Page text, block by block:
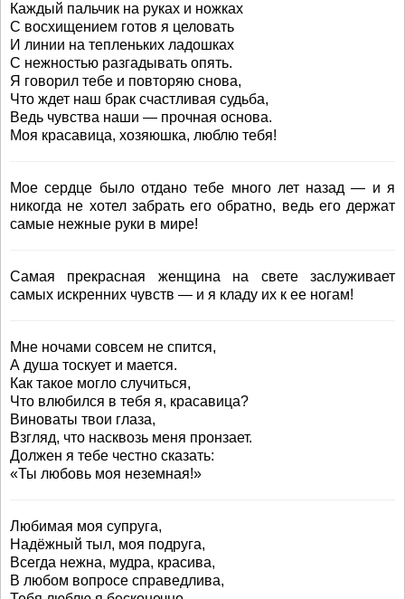
Каждый пальчик на руках и ножках
С восхищением готов я целовать
И линии на тепленьких ладошках
С нежностью разгадывать опять.
Я говорил тебе и повторяю снова,
Что ждет наш брак счастливая судьба,
Ведь чувства наши — прочная основа.
Моя красавица, хозяюшка, люблю тебя!
Мое сердце было отдано тебе много лет назад — и я
никогда не хотел забрать его обратно, ведь его держат
самые нежные руки в мире!
Самая прекрасная женщина на свете заслуживает
самых искренних чувств — и я кладу их к ее ногам!
Мне ночами совсем не спится,
А душа тоскует и мается.
Как такое могло случиться,
Что влюбился в тебя я, красавица?
Виноваты твои глаза,
Взгляд, что насквозь меня пронзает.
Должен я тебе честно сказать:
«Ты любовь моя неземная!»
Любимая моя супруга,
Надёжный тыл, моя подруга,
Всегда нежна, мудра, красива,
В любом вопросе справедлива,